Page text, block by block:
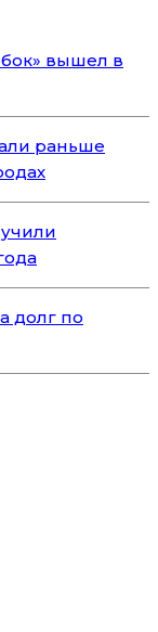
вышел в
раньше
долг по